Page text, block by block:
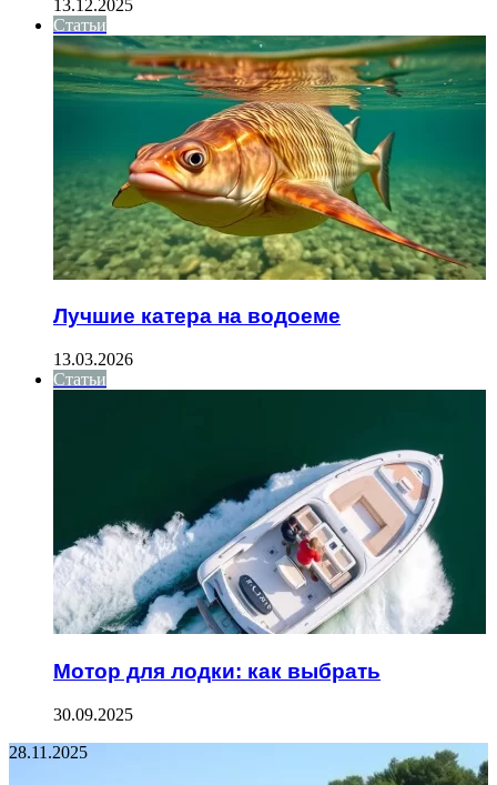
13.12.2025
Статьи
Лучшие катера на водоеме
13.03.2026
Статьи
Мотор для лодки: как выбрать
30.09.2025
28.11.2025